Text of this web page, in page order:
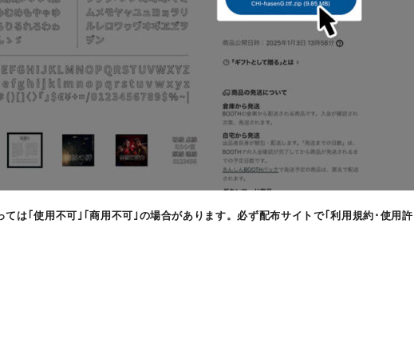
は｢使用不可｣｢商用不可｣の場合があります。必ず配布サイトで｢利用規約･使用許